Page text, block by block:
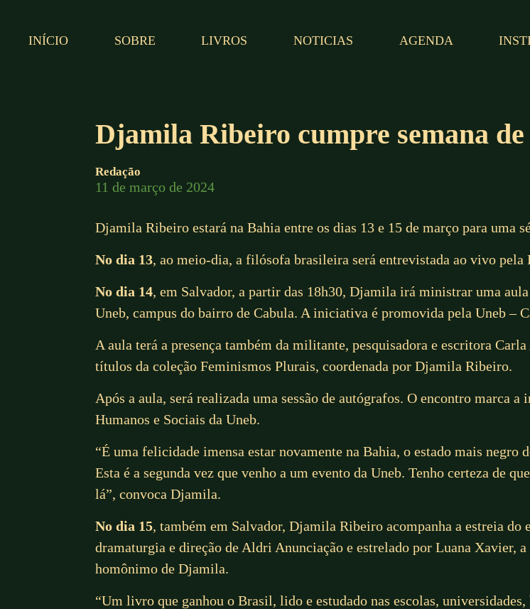
INÍCIO SOBRE LIVROS NOTICIAS AGENDA
Djamila Ribeiro cumpre semana de
Redação
11 de março de 2024
Djamila Ribeiro estará na Bahia entre os dias 13 e 15 de março para uma
No dia 13, ao meio-dia, a filósofa brasileira será entrevistada ao vivo pela
No dia 14, em Salvador, a partir das 18h30, Djamila irá ministrar uma
Uneb, campus do bairro de Cabula. A iniciativa é promovida pela Uneb –
A aula terá a presença também da militante, pesquisadora e escritora
títulos da coleção Feminismos Plurais, coordenada por Djamila Ribeiro.
Após a aula, será realizada uma sessão de autógrafos. O encontro marca
Humanos e Sociais da Uneb.
“É uma felicidade imensa estar novamente na Bahia, o estado mais
Esta é a segunda vez que venho a um evento da Uneb. Tenho certeza de
lá”, convoca Djamila.
No dia 15, também em Salvador, Djamila Ribeiro acompanha a estreia
dramaturgia e direção de Aldri Anunciação e estrelado por Luana Xavier,
homônimo de Djamila.
“Um livro que ganhou o Brasil, lido e estudado nas escolas,